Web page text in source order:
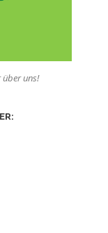
über uns!